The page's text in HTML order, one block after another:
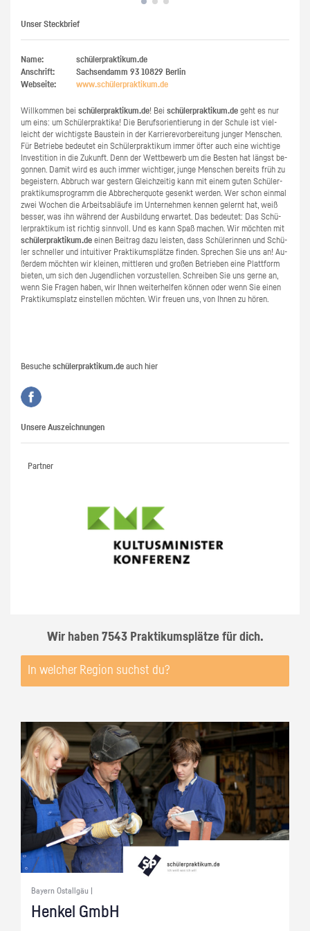
Unser Steckbrief
Name:
schülerpraktikum.de
Anschrift:
Sachsendamm 93 10829 Berlin
Webseite:
www.​schüler​prak​tiku​m.​de
Will­kom­men bei schü­ler­prak­ti­kum.de! Bei schü­ler­prak­ti­kum.de geht es nur
um eins: um Schü­ler­prak­ti­ka! Die Be­rufs­ori­en­tie­rung in der Schu­le ist viel­
leicht der wich­tigs­te Bau­stein in der Kar­rie­re­vor­be­rei­tung jun­ger Men­schen.
Für Be­trie­be be­deu­tet ein Schü­ler­prak­ti­kum immer öfter auch eine wich­ti­ge
In­ves­ti­ti­on in die Zu­kunft. Denn der Wett­be­werb um die Bes­ten hat längst be­
gon­nen. Damit wird es auch immer wich­ti­ger, junge Men­schen be­reits früh zu
be­geis­tern. Ab­bruch war ges­tern Gleich­zei­tig kann mit einem guten Schü­ler­
prak­ti­kums­pro­gramm die Ab­bre­cher­quo­te ge­senkt wer­den. Wer schon ein­mal
zwei Wo­chen die Ar­beits­ab­läu­fe im Un­ter­neh­men ken­nen ge­lernt hat, weiß
bes­ser, was ihn wäh­rend der Aus­bil­dung er­war­tet. Das be­deu­tet: Das Schü­
ler­prak­ti­kum ist rich­tig sinn­voll. Und es kann Spaß ma­chen. Wir möch­ten mit
schü­ler­prak­ti­kum.de einen Bei­trag dazu leis­ten, dass Schü­le­rin­nen und Schü­
ler schnel­ler und in­tui­ti­ver Prak­ti­kums­plät­ze fin­den. Spre­chen Sie uns an! Au­
ßer­dem möch­ten wir klei­nen, mitt­le­ren und gro­ßen Be­trie­ben eine Platt­form
bie­ten, um sich den Ju­gend­li­chen vor­zu­stel­len. Schrei­ben Sie uns gerne an,
wenn Sie Fra­gen haben, wir Ihnen wei­ter­hel­fen kön­nen oder wenn Sie einen
Prak­ti­kums­platz ein­stel­len möch­ten. Wir freu­en uns, von Ihnen zu hören.
Besuche schülerpraktikum.de auch hier
Unsere Auszeichnungen
Partner
Wir haben 7543 Praktikumsplätze für dich.
Bayern Ostallgäu |
Hen­kel GmbH